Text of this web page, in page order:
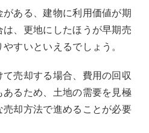
ある、建物に利用価値が期
、更地にしたほうが早期売
すいといえるでしょう。
売却する場合、費用の回収
あるため、土地の需要を見極
却方法で進めることが必要